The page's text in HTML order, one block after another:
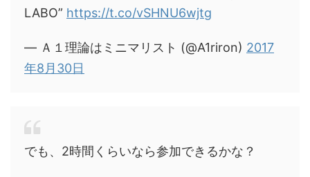
LABO” https://t.co/vSHNU6wjtg
— Ａ１理論はミニマリスト (@A1riron) 2017
年8月30日
でも、2時間くらいなら参加できるかな？